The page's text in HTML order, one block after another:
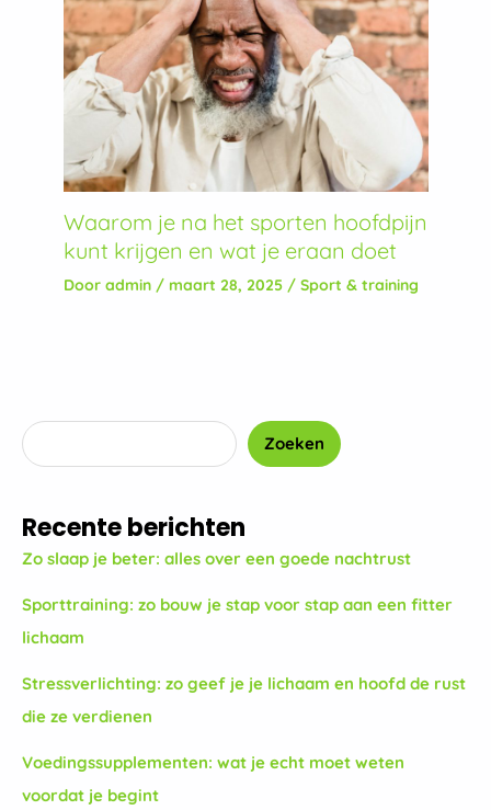
Waarom je na het sporten hoofdpijn
kunt krijgen en wat je eraan doet
Door admin / maart 28, 2025 / Sport & training
Zoeken
Recente berichten
Zo slaap je beter: alles over een goede nachtrust
Sporttraining: zo bouw je stap voor stap aan een fitter
lichaam
Stressverlichting: zo geef je je lichaam en hoofd de rust
die ze verdienen
Voedingssupplementen: wat je echt moet weten
voordat je begint